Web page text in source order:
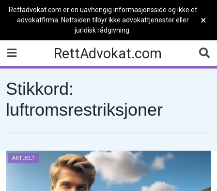
Rettadvokat.com er en uavhengig informasjonsside og ikke et
advokatfirma. Nettsiden tilbyr ikke advokattjenester eller
juridisk rådgivning.
×
content
RettAdvokat.com
Stikkord:
luftromsrestriksjoner
AKTUELT